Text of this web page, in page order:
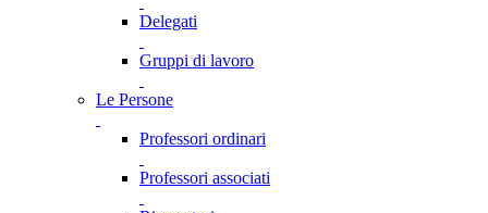
Delegati
Gruppi di lavoro
Le Persone
Professori ordinari
Professori associati